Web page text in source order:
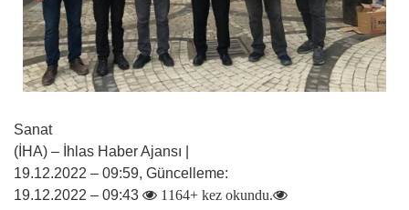
Sanat
(İHA) – İhlas Haber Ajansı |
19.12.2022 – 09:59, Güncelleme:
19.12.2022 – 09:43
1164+ kez okundu.